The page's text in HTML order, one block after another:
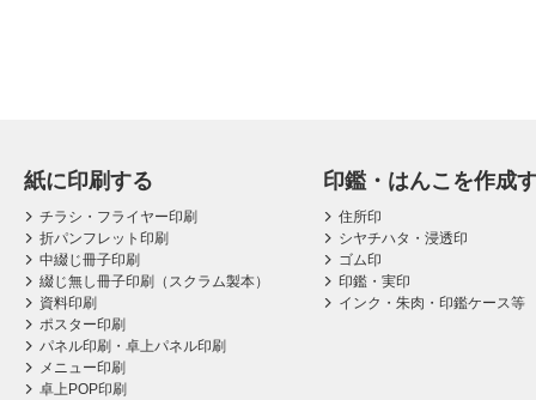
紙に印刷する
チラシ・フライヤー印刷
折パンフレット印刷
中綴じ冊子印刷
綴じ無し冊子印刷（スクラム製本）
資料印刷
ポスター印刷
パネル印刷・卓上パネル印刷
メニュー印刷
卓上POP印刷
印鑑・はんこを作成
住所印
シヤチハタ・浸透印
ゴム印
印鑑・実印
インク・朱肉・印鑑ケース等